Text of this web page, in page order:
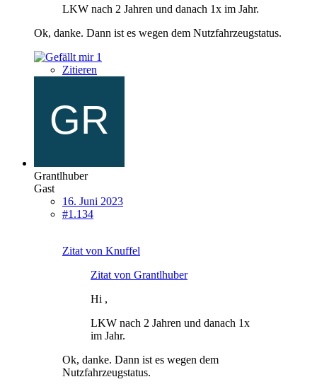
LKW nach 2 Jahren und danach 1x im Jahr.
Ok, danke. Dann ist es wegen dem Nutzfahrzeugstatus.
1
Zitieren
Grantlhuber
Gast
16. Juni 2023
#1.134
Zitat von Knuffel
Zitat von Grantlhuber
Hi ,
LKW nach 2 Jahren und danach 1x
im Jahr.
Ok, danke. Dann ist es wegen dem
Nutzfahrzeugstatus.